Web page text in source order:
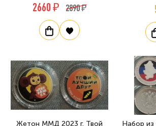
2660 ₽ 2890 ₽
Жетон ММД 2023 г. Твой
Набор